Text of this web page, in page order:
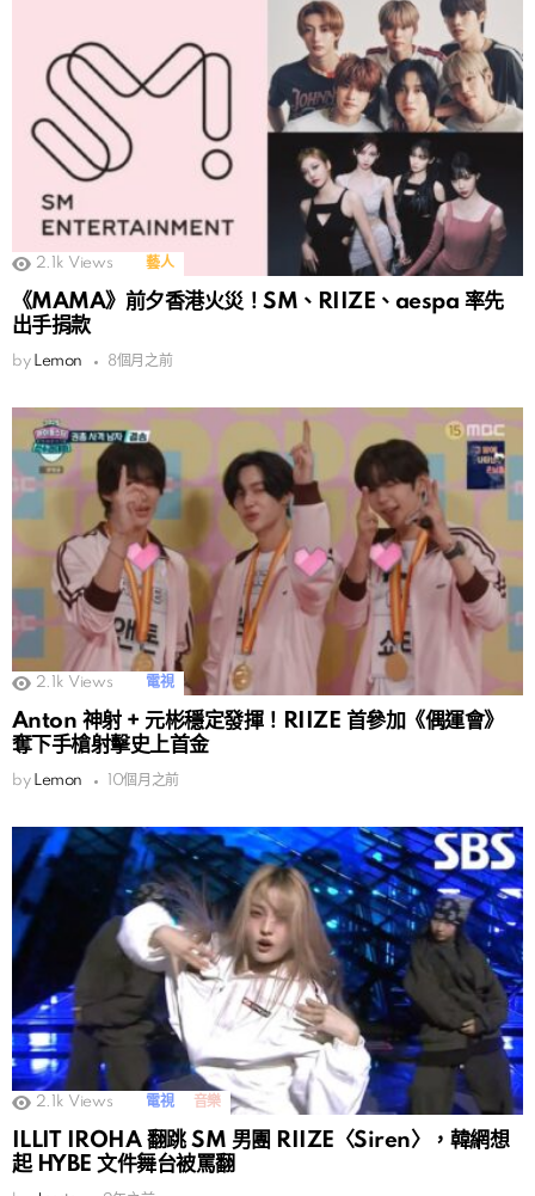
2.1k Views 藝人
《MAMA》前夕香港火災！SM、RIIZE、aespa 率先
出手捐款
by Lemon 8個月之前
2.1k Views 電視
Anton 神射 + 元彬穩定發揮！RIIZE 首參加《偶運會》
奪下手槍射擊史上首金
by Lemon 10個月之前
2.1k Views 電視 音樂
ILLIT IROHA 翻跳 SM 男團 RIIZE〈Siren〉，韓網想
起 HYBE 文件舞台被罵翻